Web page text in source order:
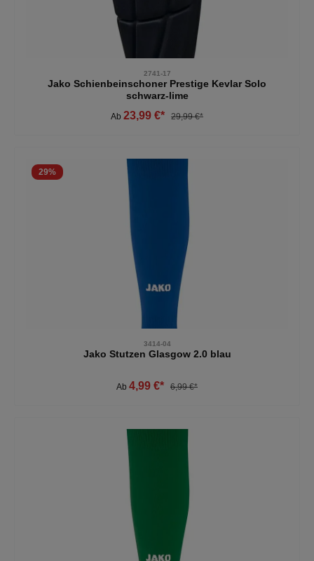
2741-17
Jako Schienbeinschoner Prestige Kevlar Solo
schwarz-lime
Ab 23,99 €* 29,99 €*
29%
3414-04
Jako Stutzen Glasgow 2.0 blau
Ab 4,99 €* 6,99 €*